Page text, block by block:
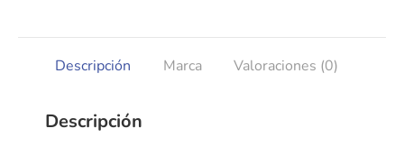
Descripción Marca Valoraciones (0)
Descripción